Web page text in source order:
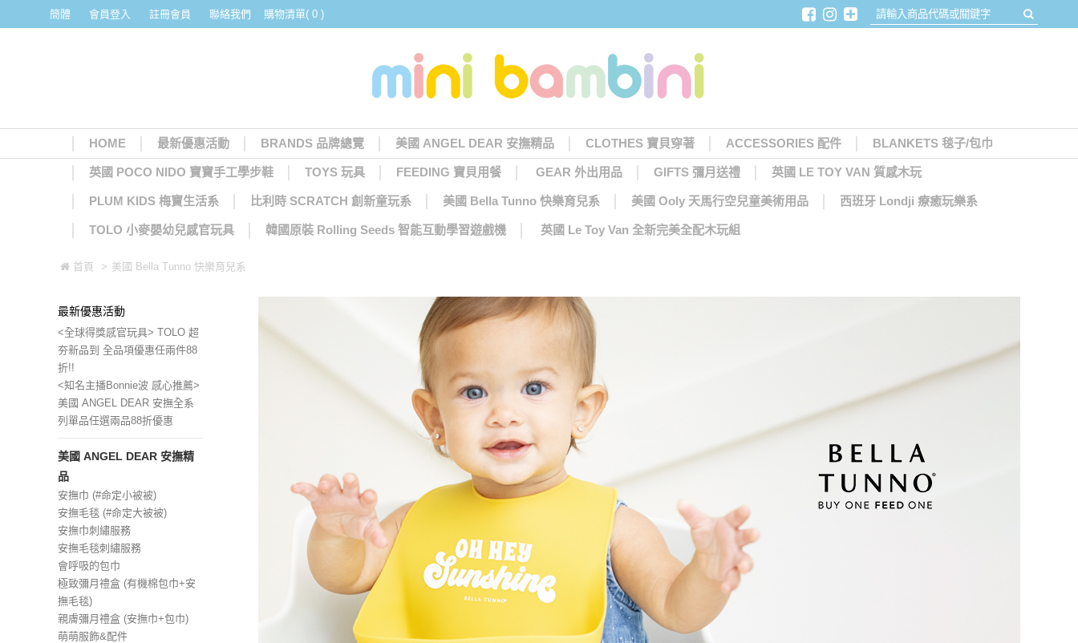
簡體 會員登入 註冊會員 聯絡我們 購物清單( 0 )
HOME 最新優惠活動 BRANDS 品牌總覽 美國 ANGEL DEAR 安撫精品 CLOTHES 寶貝穿著 ACCESSORIES 配件 BLANKETS 毯子/包巾
英國 POCO NIDO 寶寶手工學步鞋 TOYS 玩具 FEEDING 寶貝用餐 GEAR 外出用品 GIFTS 彌月送禮 英國 LE TOY VAN 質感木玩
PLUM KIDS 梅寶生活系 比利時 SCRATCH 創新童玩系 美國 Bella Tunno 快樂育兒系 美國 Ooly 天馬行空兒童美術用品 西班牙 Londji 療癒玩樂系
TOLO 小麥嬰幼兒感官玩具 韓國原裝 Rolling Seeds 智能互動學習遊戲機 英國 Le Toy Van 全新完美全配木玩組
首頁 > 美國 Bella Tunno 快樂育兒系
最新優惠活動
<全球得獎感官玩具> TOLO 超
夯新品到 全品項優惠任兩件88
折!!
<知名主播Bonnie波 感心推薦>
美國 ANGEL DEAR 安撫全系
列單品任選兩品88折優惠
美國 ANGEL DEAR 安撫精
品
安撫巾 (#命定小被被)
安撫毛毯 (#命定大被被)
安撫巾刺繡服務
安撫毛毯刺繡服務
會呼吸的包巾
極致彌月禮盒 (有機棉包巾+安
撫毛毯)
親膚彌月禮盒 (安撫巾+包巾)
萌萌服飾&配件